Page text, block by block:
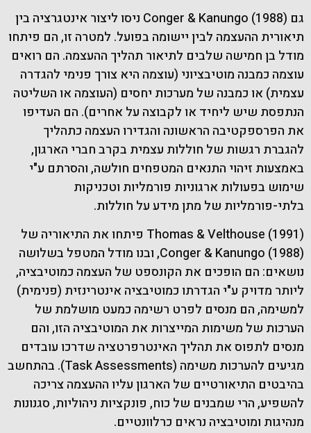
גם Conger & Kanungo (1988) ניסו ליצור אינטגרציה בין
תיאורית ההעצמה לבין יישומה בפועל. למטרה זו, הם פיתחו
מודל בן חמישה שלבים לתיאור תהליך ההעצמה. הם רואים
עוצמה כמבנה מוטיבציוני (עוצמה היא צורך פנימי להגדרה
עצמית) או כמבנה של מערכות יחסים (העוצמה או השליטה
הנתפסת שיש ליחיד או לקבוצה על אחרים). הם העדיפו
את הפרספקטיבה הראשונה והגדירו העצמה כתהליך
להגברת רגשות של חוללות עצמית בקרב חברי הארגון,
באמצעות זיהוי התנאים המטפחים חולשה, והסרתם ע"י
שימוש בפעולות ארגוניות פורמליות וטכניקות
בלתי-פורמליות של מתן מידע על חוללות.
Thomas & Velthouse (1991) פיתחו את התיאוריה של
Conger & Kanungo (1988), ובנו מודל המטפל בשלושה
נושאים: הם הופכים את הקונספט של העצמה כמוטיבציה,
ליותר מדויק ע"י הגדרתו כמוטיבציה אינטרינזית (פנימית)
למשימה, הם מנסים לפרט רשימה כמעט מושלמת של
הערכות של משימות המייצרות את המוטיבציה הזו, והם
מנסים לתפוס את תהליך האינטרפרטציה שדרכו עובדים
מגיעים להערכות משימה (Task Assessments). בהתחשב
בהיבטים התיאורטיים של הארגון עליו ההעצמה צריכה
להשפיע, הרי שמבנים של כוח, פונקציות ניהוליות, סגנונות
מנהיגות ומוטיבציה נראים כרלוונטיים.